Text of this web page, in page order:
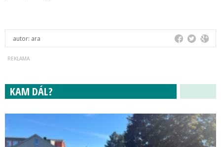
autor: ara
KAM DÁL?